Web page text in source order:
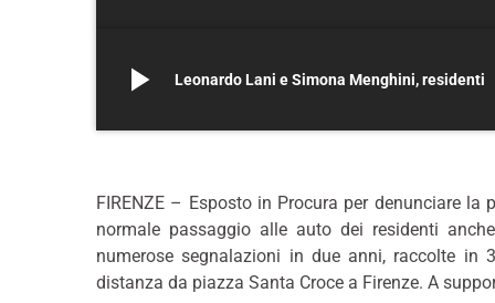
play_arrow Leonardo Lani e Simona Menghini, residenti
FIRENZE – Esposto in Procura per denunciare
normale passaggio alle auto dei residenti
numerose segnalazioni in due anni, raccolte
distanza da piazza Santa Croce a Firenze. A